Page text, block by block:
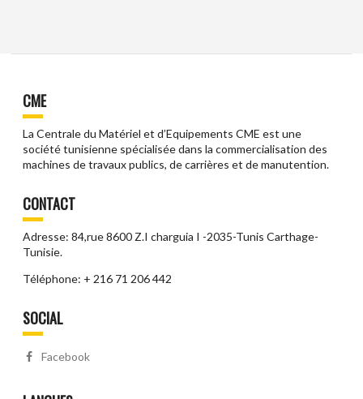
CME
La Centrale du Matériel et d’Equipements CME est une
société tunisienne spécialisée dans la commercialisation des
machines de travaux publics, de carrières et de manutention.
CONTACT
Adresse: 84,rue 8600 Z.I charguia I -2035-Tunis Carthage-
Tunisie.
Téléphone: + 216 71 206 442
SOCIAL
Facebook